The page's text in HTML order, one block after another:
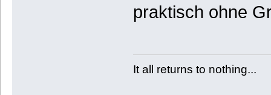
praktisch ohne
It all returns to nothing...